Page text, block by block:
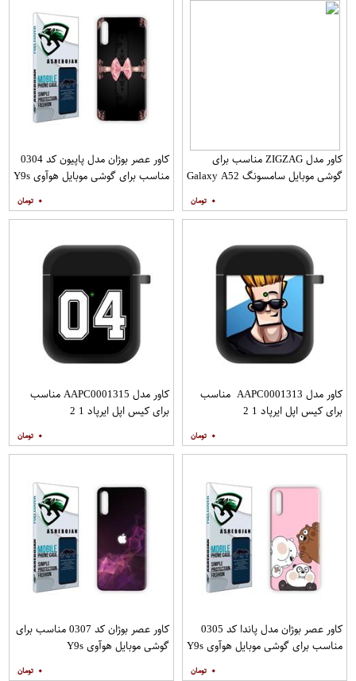
کاور مدل ZIGZAG مناسب برای
گوشی موبایل سامسونگ Galaxy A52
۰
کاور عصر بوژان مدل پاپیون کد 0304
مناسب برای گوشی موبایل هوآوی Y9s
۰
کاور مدل AAPC0001313 مناسب
برای کیس اپل ایرپاد 1 2
۰
کاور مدل AAPC0001315 مناسب
برای کیس اپل ایرپاد 1 2
۰
کاور عصر بوژان مدل پاندا کد 0305
مناسب برای گوشی موبایل هوآوی Y9s
۰
کاور عصر بوژان کد 0307 مناسب برای
گوشی موبایل هوآوی Y9s
۰